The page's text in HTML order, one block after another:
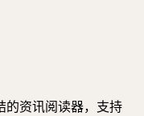
的资讯阅读器，支持